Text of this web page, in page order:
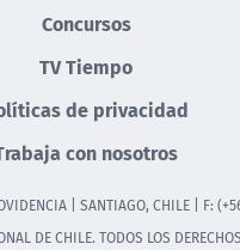
Concursos
TV Tiempo
de privacidad
con nosotros
| SANTIAGO, CHILE | F:
DE CHILE. TODOS LOS